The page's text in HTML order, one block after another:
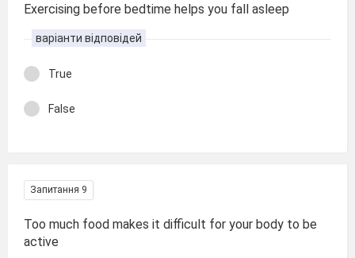
Exercising before bedtime helps you fall asleep
варіанти відповідей
True
False
Запитання 9
Too much food makes it difficult for your body to be
active